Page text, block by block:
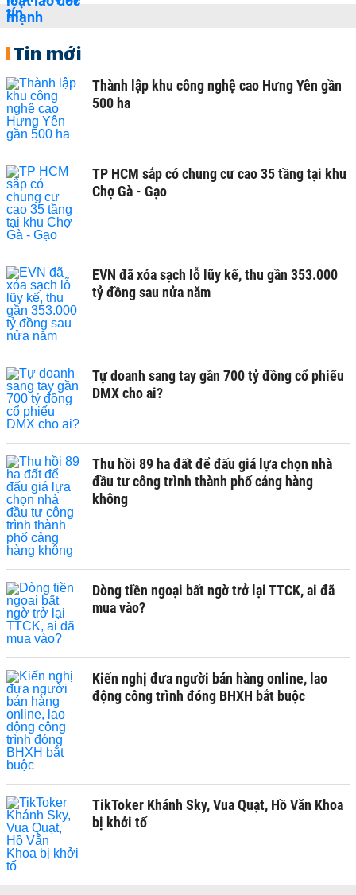
Tin mới
Thành lập khu công nghệ cao Hưng Yên gần
500 ha
TP HCM sắp có chung cư cao 35 tầng tại khu
Chợ Gà - Gạo
EVN đã xóa sạch lỗ lũy kế, thu gần 353.000
tỷ đồng sau nửa năm
Tự doanh sang tay gần 700 tỷ đồng cổ phiếu
DMX cho ai?
Thu hồi 89 ha đất để đấu giá lựa chọn nhà
đầu tư công trình thành phố cảng hàng
không
Dòng tiền ngoại bất ngờ trở lại TTCK, ai đã
mua vào?
Kiến nghị đưa người bán hàng online, lao
động công trình đóng BHXH bắt buộc
TikToker Khánh Sky, Vua Quạt, Hồ Văn Khoa
bị khởi tố